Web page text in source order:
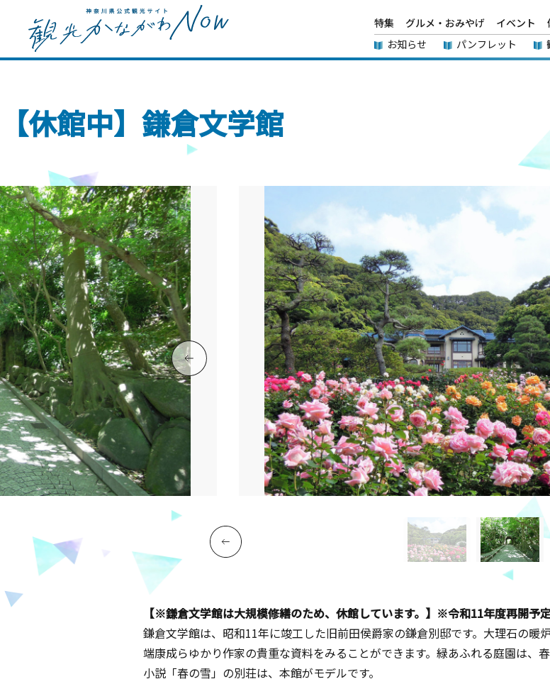
特集 グルメ・おみやげ イベント
お知らせ
パンフレット
【休館中】鎌倉文学館
【※鎌倉文学館は大規模修繕のため、休館しています。】※令和11年度再開予
鎌倉文学館は、昭和11年に竣工した旧前田侯爵家の鎌倉別邸です。大理石の暖
端康成らゆかり作家の貴重な資料をみることができます。緑あふれる庭園は、
小説「春の雪」の別荘は、本館がモデルです。